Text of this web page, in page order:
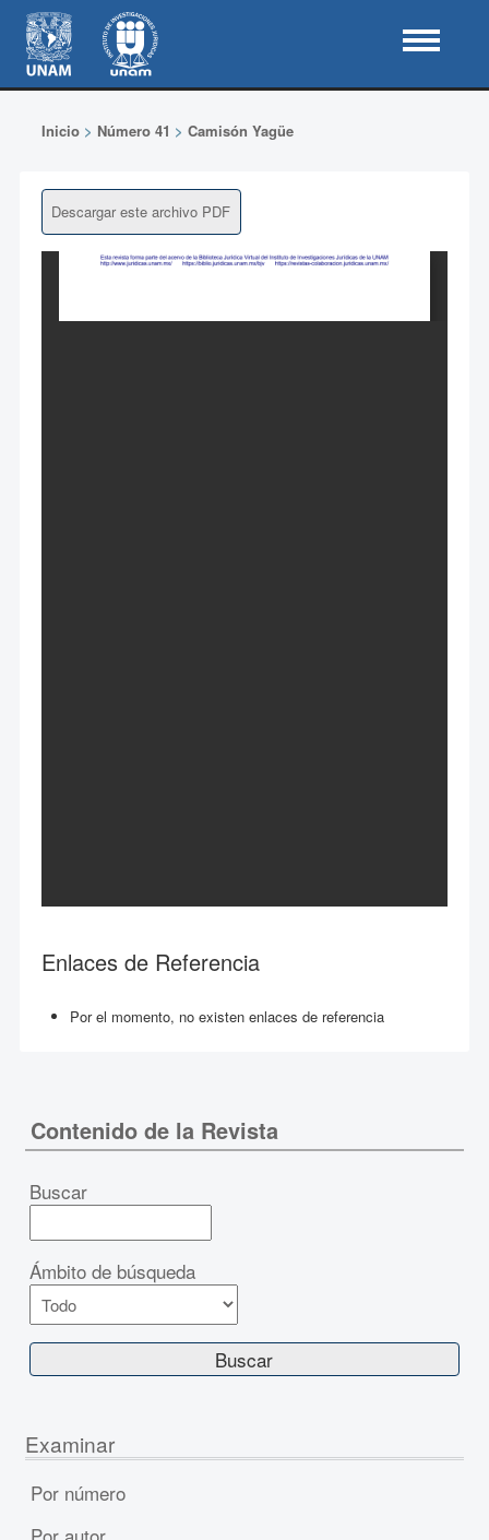
Inicio> Número 41 > Camisón Yagüe
Descargar este archivo PDF
Enlaces de Referencia
Por el momento, no existen enlaces de referencia
Contenido de la Revista
Buscar
Ámbito de búsqueda
Examinar
Por número